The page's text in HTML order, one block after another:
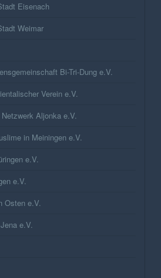
Eisenach
Weimar
Bi-Tri-Dung e.V.
Verein e.V.
Aljonka e.V.
in Meiningen e.V.
e.V.
e.V.
Osten e.V.
e.V.